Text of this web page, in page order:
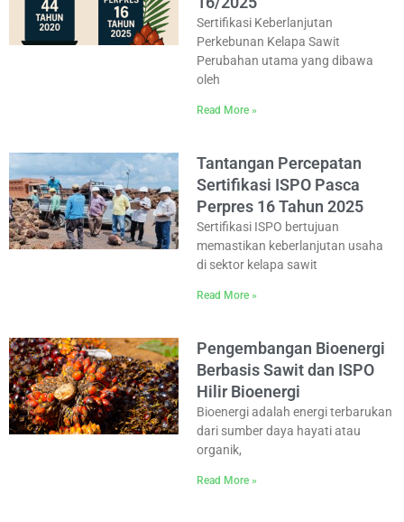
Sertifikasi Keberlanjutan
Perkebunan Kelapa Sawit
Perubahan utama yang dibawa
oleh
Read More »
Tantangan Percepatan
Sertifikasi ISPO Pasca
Perpres 16 Tahun 2025
Sertifikasi ISPO bertujuan
memastikan keberlanjutan usaha
di sektor kelapa sawit
Read More »
Pengembangan Bioenergi
Berbasis Sawit dan ISPO
Hilir Bioenergi
Bioenergi adalah energi terbarukan
dari sumber daya hayati atau
organik,
Read More »